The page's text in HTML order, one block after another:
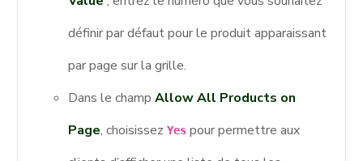
définir par défaut pour le produit apparaissant
par page sur la grille.
Dans le champ Allow All Products on
Page, choisissez Yes pour permettre aux